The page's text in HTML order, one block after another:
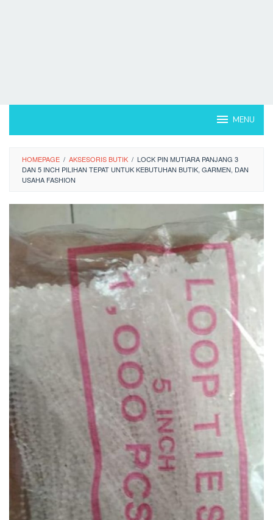
MENU
HOMEPAGE / AKSESORIS BUTIK / LOCK PIN MUTIARA PANJANG 3
DAN 5 INCH PILIHAN TEPAT UNTUK KEBUTUHAN BUTIK, GARMEN, DAN
USAHA FASHION